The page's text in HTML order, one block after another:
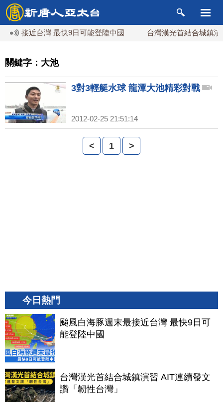
最接近台灣 最快9日可能登陸中國 台灣漢光首結合城鎮演
關鍵字：大池
3對3輕艇水球 龍潭大池精彩對戰
2012-02-25 21:51:14
< 1 >
今日熱門
颱風白海豚週末最接近台灣 最快9日可
能登陸中國
台灣漢光首結合城鎮演習 AIT連續發文
讚「韌性台灣」